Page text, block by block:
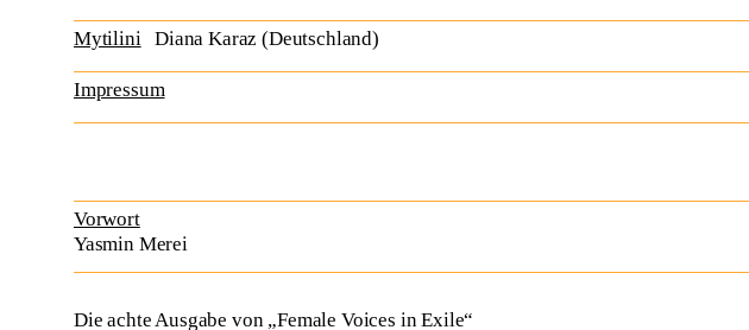
MytiliniDiana Karaz (Deutschland)
Impressum
Vorwort
Yasmin Merei
Die achte Ausgabe von „Female Voices in Exile“